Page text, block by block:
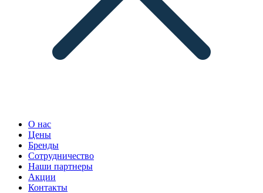
О нас
Цены
Бренды
Сотрудничество
Наши партнеры
Акции
Контакты